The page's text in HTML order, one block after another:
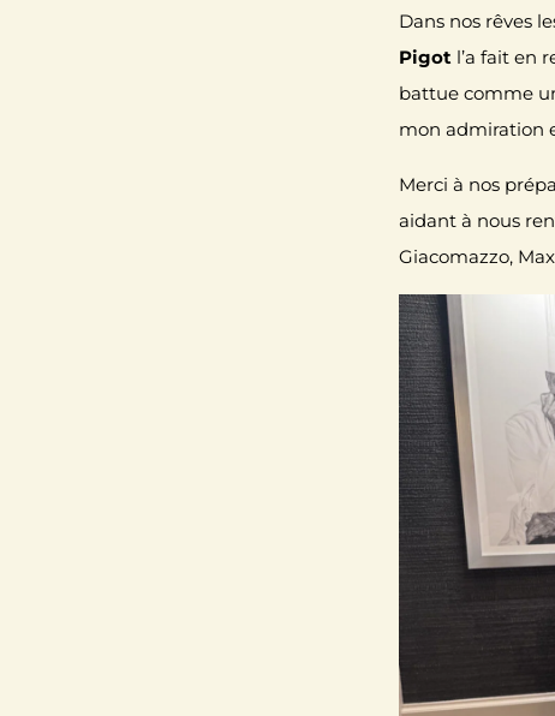
Dans nos rêves
Pigot l’a fait en
battue comme
mon admiration
Merci à nos
aidant à nous
Giacomazzo,